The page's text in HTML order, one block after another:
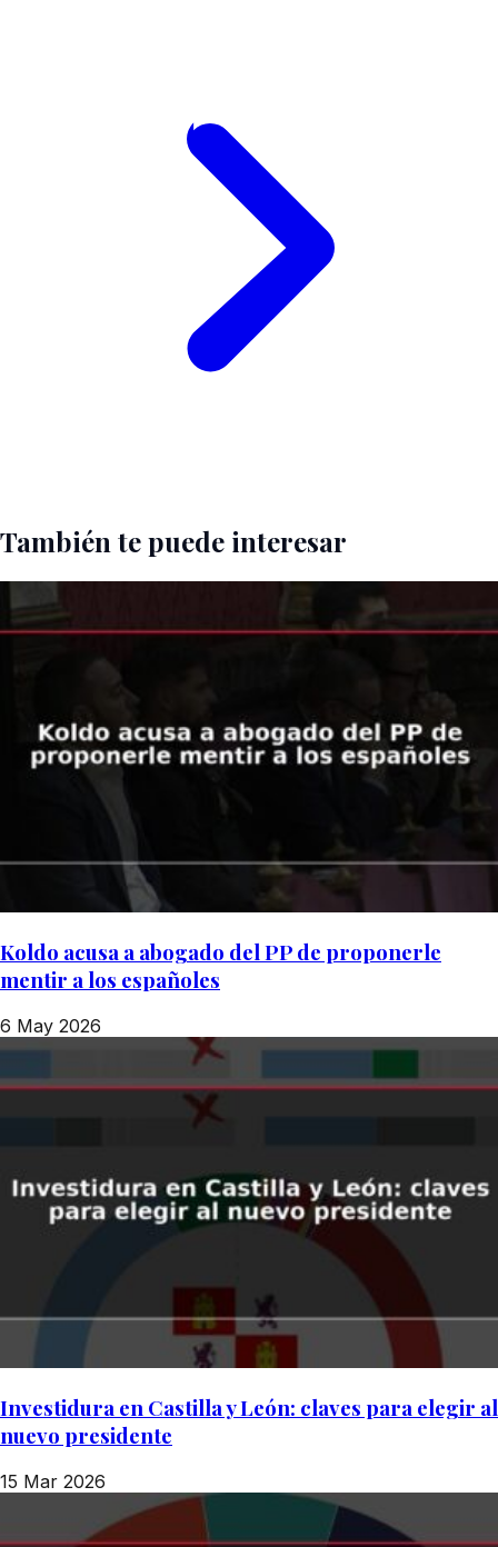
También te puede interesar
Koldo acusa a abogado del PP de proponerle
mentir a los españoles
6 May 2026
Investidura en Castilla y León: claves para elegir al
nuevo presidente
15 Mar 2026